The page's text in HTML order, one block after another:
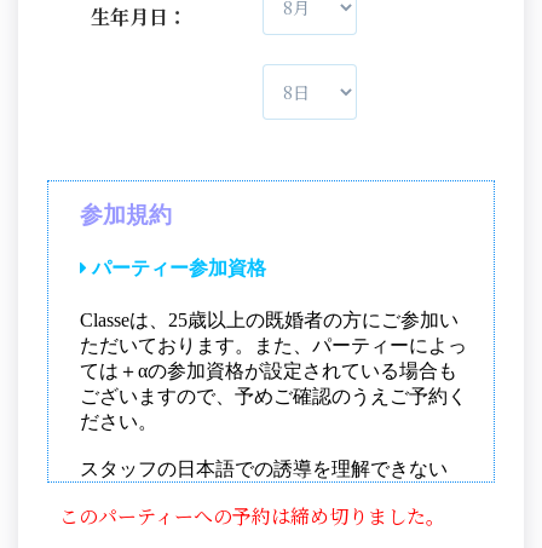
生年月日：
このパーティーへの予約は締め切りました。